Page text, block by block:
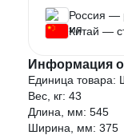
Россия —
Китай —
Информация
Единица товара:
Вес, кг: 43
Длина, мм: 545
Ширина, мм: 375